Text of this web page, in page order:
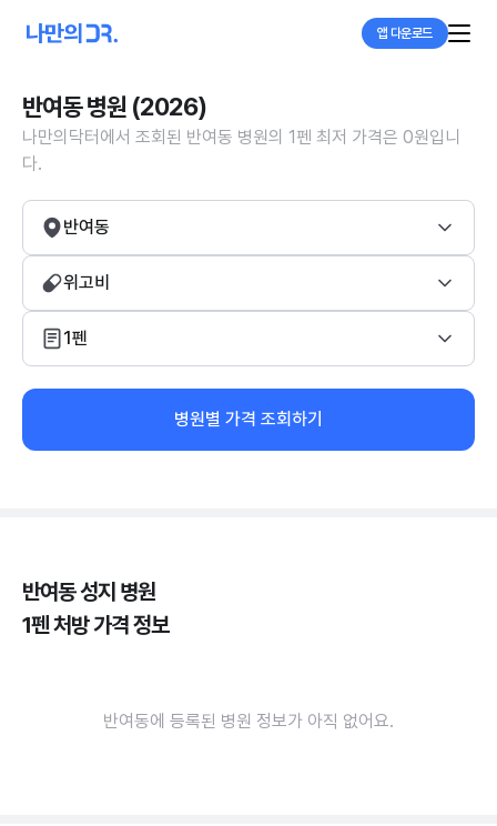
앱 다운로드
반여동 병원 (2026)
나만의닥터에서 조회된 반여동 병원의 1펜 최저 가격은 0원입니
다.
반여동
위고비
1펜
병원별 가격 조회하기
반여동 성지 병원
1펜 처방 가격 정보
반여동에 등록된 병원 정보가 아직 없어요.